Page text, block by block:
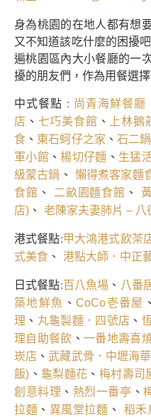
身為桃園的在地人都有想
又不知道該吃什麼的困擾
遍桃園區內大小餐廳的一
擾的朋友們，作為用餐選
中式餐點 : 尚青海鮮餐廳
店 、 七巧美食館 、 上林鵝
食 、 東石蚵仔之家 、石二鍋
軍小館 、楊切仔麵 、 生猛
級蒙古鍋 、 懶得煮客家麵
食館 、 二畝園麵食館 、
店) 、 老陳家夫妻肺片 – 八
港式餐點:甲大鴻港式飲茶
式美食 、 港點大師．中正
日式餐點:百八魚場 、 八番
築地鮮魚 、CoCo壱番屋
理 、 丸龜製麵．四號店 、
理自助餐飲 、一番地壽喜
崁店 、武藏武骨．中壢海
飯) 、 龜梨麵花 、 梅村壽司
創意料理 、 熱烈一番亭 、
拉麵 、 異風堂拉麵 、 稻禾